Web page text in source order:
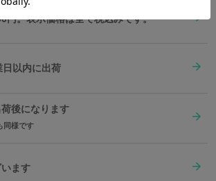
円。表示価格は全て税込みです。
以内に出荷
後になります
同様です
ます